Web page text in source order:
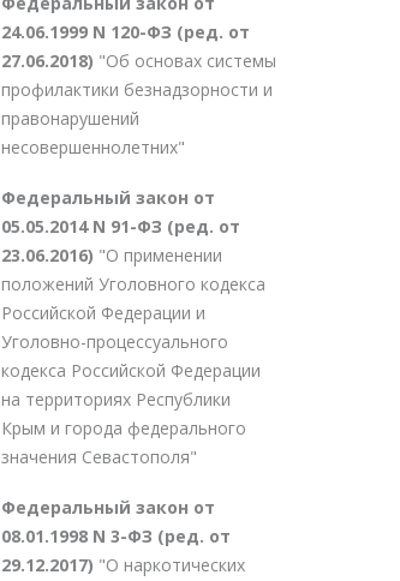
24.06.1999 N 120-ФЗ (ред. от
27.06.2018) "Об основах системы
профилактики безнадзорности и
правонарушений
несовершеннолетних"
Федеральный закон от
05.05.2014 N 91-ФЗ (ред. от
23.06.2016) "О применении
положений Уголовного кодекса
Российской Федерации и
Уголовно-процессуального
кодекса Российской Федерации
на территориях Республики
Крым и города федерального
значения Севастополя"
Федеральный закон от
08.01.1998 N 3-ФЗ (ред. от
29.12.2017) "О наркотических